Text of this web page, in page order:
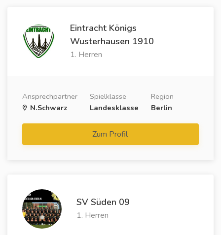
Eintracht Königs
Wusterhausen 1910
1. Herren
Ansprechpartner
N.Schwarz
Spielklasse
Landesklasse
Region
Berlin
Zum Profil
SV Süden 09
1. Herren